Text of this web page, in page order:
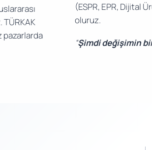
pazarlarda
(ESPR, EPR, Dijital
oluruz.
“Şimdi değişimin